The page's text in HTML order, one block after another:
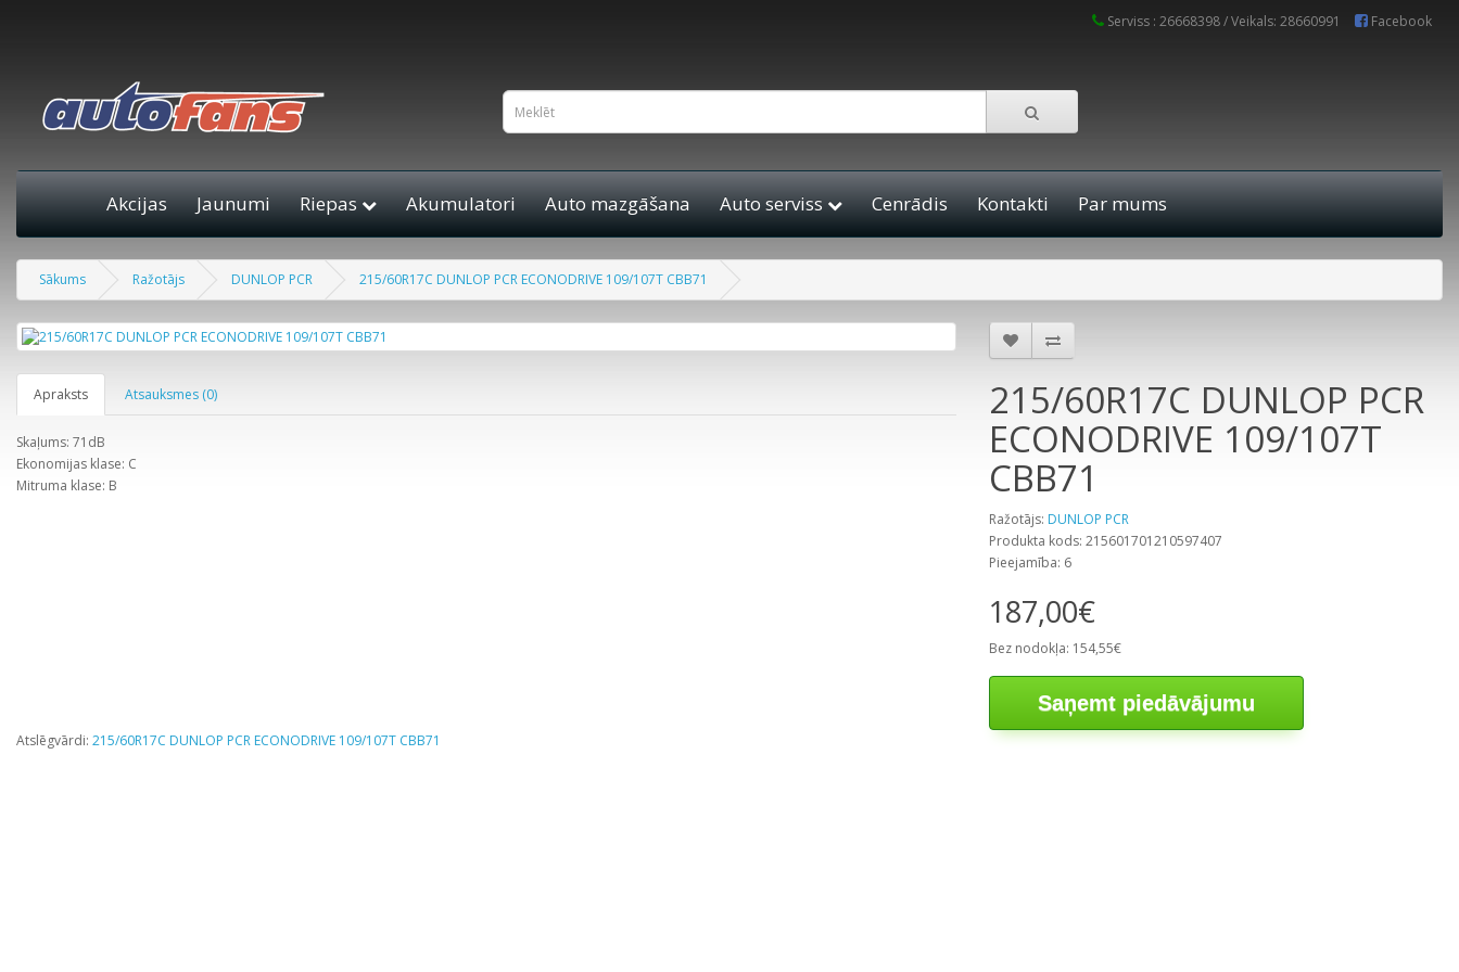
Serviss : 26668398 / Veikals: 28660991 Facebook
Akcijas Jaunumi Riepas Akumulatori Auto mazgāšana Auto serviss Cenrādis Kontakti Par mums
Sākums Ražotājs DUNLOP PCR 215/60R17C DUNLOP PCR ECONODRIVE 109/107T CBB71
Apraksts Atsauksmes (0)
Skaļums: 71dB
Ekonomijas klase: C
Mitruma klase: B
215/60R17C DUNLOP PCR
ECONODRIVE 109/107T
CBB71
Ražotājs: DUNLOP PCR
Produkta kods: 215601701210597407
Pieejamība: 6
187,00€
Bez nodokļa: 154,55€
Saņemt piedāvājumu
Atslēgvārdi: 215/60R17C DUNLOP PCR ECONODRIVE 109/107T CBB71